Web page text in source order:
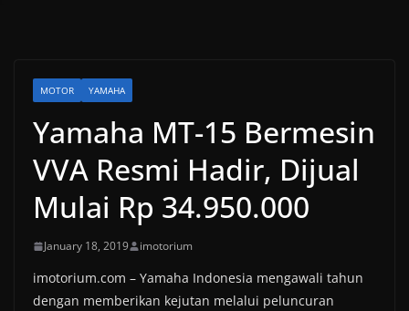
MOTOR YAMAHA
Yamaha MT-15 Bermesin
VVA Resmi Hadir, Dijual
Mulai Rp 34.950.000
January 18, 2019 imotorium
imotorium.com – Yamaha Indonesia mengawali tahun
dengan memberikan kejutan melalui peluncuran